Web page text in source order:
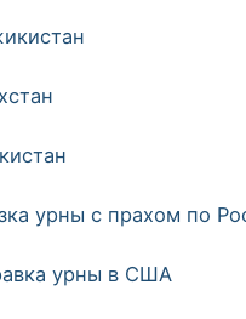
урны с прахом по
урны в США